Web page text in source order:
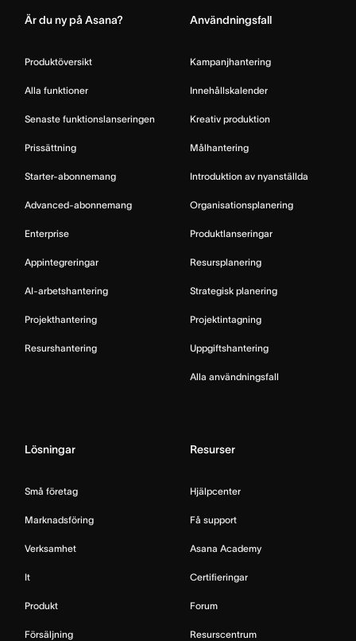
Är du ny på Asana?
Produktöversikt
Alla funktioner
Senaste funktionslanseringen
Prissättning
Starter-abonnemang
Advanced-abonnemang
Enterprise
Appintegreringar
AI-arbetshantering
Projekthantering
Resurshantering
Användningsfall
Kampanjhantering
Innehållskalender
Kreativ produktion
Målhantering
Introduktion av nyanställda
Organisationsplanering
Produktlanseringar
Resursplanering
Strategisk planering
Projektintagning
Uppgiftshantering
Alla användningsfall
Lösningar
Små företag
Marknadsföring
Verksamhet
It
Produkt
Försäljning
Resurser
Hjälpcenter
Få support
Asana Academy
Certifieringar
Forum
Resurscentrum